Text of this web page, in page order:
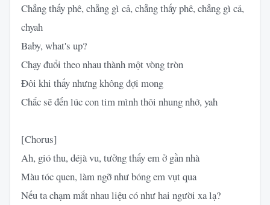
Chẳng thấy phê, chẳng gì cả, chẳng thấy phê, chẳng gì cả,
chyah
Baby, what's up?
Chạy đuổi theo nhau thành một vòng tròn
Đôi khi thấy nhưng không đợi mong
Chắc sẽ đến lúc con tim mình thôi nhung nhớ, yah
[Chorus]
Ah, gió thu, déjà vu, tưởng thấy em ở gần nhà
Màu tóc quen, làm ngỡ như bóng em vụt qua
Nếu ta chạm mắt nhau liệu có như hai người xa lạ?